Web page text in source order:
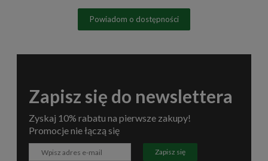
Powiadom o dostępności
Zapisz się do newslettera
Zyskaj 10% rabatu na pierwsze zakupy!
Promocje nie łączą się
Zapisz się